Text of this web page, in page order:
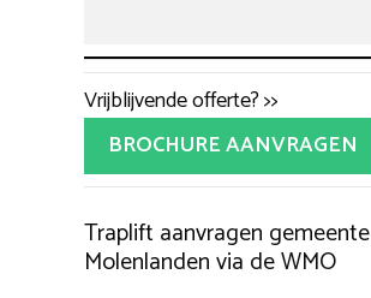
Vrijblijvende offerte? >>
BROCHURE AANVRAGEN
Traplift aanvragen gemeente
Molenlanden via de WMO